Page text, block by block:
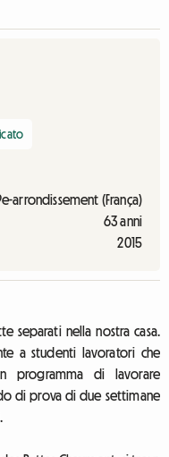
arrondissement (França)
63 anni
2015
separati nella nostra casa.
a studenti lavoratori che
programma di lavorare
di prova di due settimane